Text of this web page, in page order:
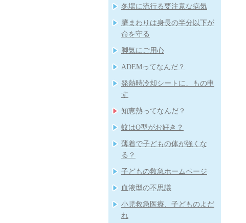
重症なアレルギー性鼻炎とレ
ーザー治療
「重症なアレルギー性鼻炎と
レーザー治療」
食物アレルギーと離乳食
牛乳と便秘
便秘と牛乳
赤ちゃんの抜け毛
「心雑音」について
夏に流行る「ヤケド虫」
３歳までの子育てに大切なこ
と その２
感染症の登園の許可
おたふく風邪と難聴
「熱性けいれん」について
B型肝炎予防ワクチンの定期
接種
「自閉症スペクトラム」につ
いて
人見知り
子どもの紫外線対策
寝ている子どもの脳にも影響
をあたえるテレビの音
ょう！その２
食物アレルギーの新しい考え
方
種した場合
ヒトメタニューモウイルス感
染症について
タバコはPM2.5の塊だ
インフルエンザの登校、登園
禁止期間について
長く続く咳
カゼに副鼻腔炎はつきもの
起立性調節障害：ODについ
虫さされ
子どものおちんちんや肛門付
子どもは何処まで親に似るの
うんちの色の話
傷は消毒しないで！
紫外線対策は子どもの頃から
胃炎、腸炎を除く子どもの腹
痛
タミフルを飲んでも飲まなく
目を離さないで！
子どもの中耳炎に対する先進
国での対応
冬場に流行る要注意な病気
臍まわりは身長の半分以下が
命を守る
脚気にご用心
ADEMってなんだ？
発熱時冷却シートに、もの申
す
知恵熱ってなんだ？
蚊はO型がお好き？
薄着で子どもの体が強くな
る？
子どもの救急ホームページ
血液型の不思議
小児救急医療、子どものよだ
れ